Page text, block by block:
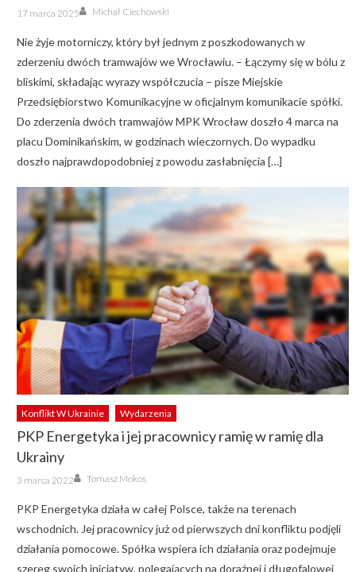
Posted
on
17 marca 2025 Author
Michał Ciechowski
Nie żyje motorniczy, który był jednym z poszkodowanych w
zderzeniu dwóch tramwajów we Wrocławiu. – Łączymy się w bólu z
bliskimi, składając wyrazy współczucia – pisze Miejskie
Przedsiębiorstwo Komunikacyjne w oficjalnym komunikacie spółki.
Do zderzenia dwóch tramwajów MPK Wrocław doszło 4 marca na
placu Dominikańskim, w godzinach wieczornych. Do wypadku
doszło najprawdopodobniej z powodu zasłabnięcia […]
Konflikt W Ukrainie Wydarzenia
PKP Energetyka i jej pracownicy ramię w ramię dla
Ukrainy
Posted
on
3 marca 2022 Author
Tomasz Mokos
PKP Energetyka działa w całej Polsce, także na terenach
wschodnich. Jej pracownicy już od pierwszych dni konfliktu podjęli
działania pomocowe. Spółka wspiera ich działania oraz podejmuje
szereg swoich inicjatyw, polegających na doraźnej i długofalowej